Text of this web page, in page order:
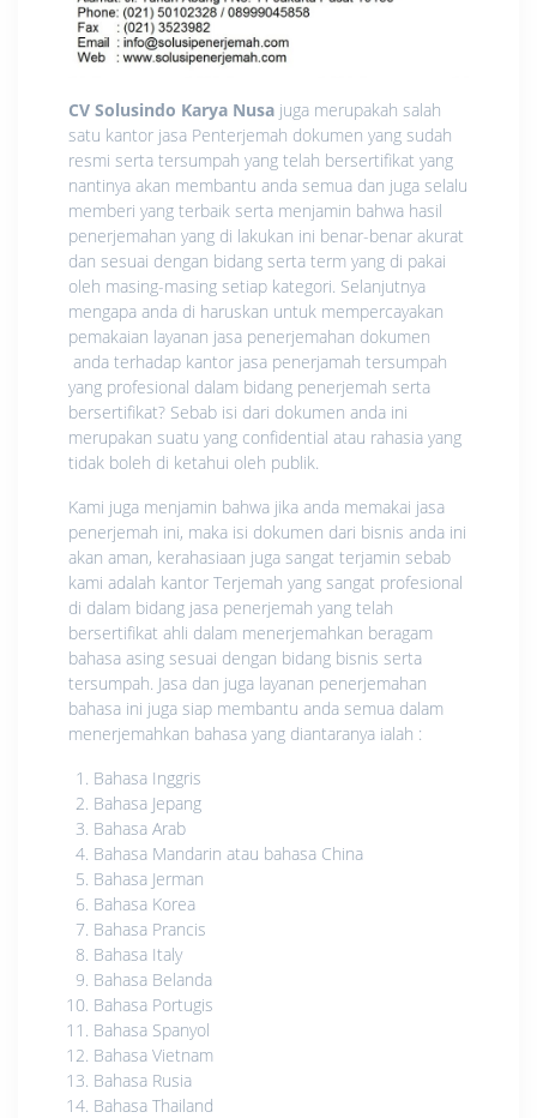
CV Solusindo Karya Nusa juga merupakah salah
satu kantor jasa Penterjemah dokumen yang sudah
resmi serta tersumpah yang telah bersertifikat yang
nantinya akan membantu anda semua dan juga selalu
memberi yang terbaik serta menjamin bahwa hasil
penerjemahan yang di lakukan ini benar-benar akurat
dan sesuai dengan bidang serta term yang di pakai
oleh masing-masing setiap kategori. Selanjutnya
mengapa anda di haruskan untuk mempercayakan
pemakaian layanan jasa penerjemahan dokumen
anda terhadap kantor jasa penerjamah tersumpah
yang profesional dalam bidang penerjemah serta
bersertifikat? Sebab isi dari dokumen anda ini
merupakan suatu yang confidential atau rahasia yang
tidak boleh di ketahui oleh publik.
Kami juga menjamin bahwa jika anda memakai jasa
penerjemah ini, maka isi dokumen dari bisnis anda ini
akan aman, kerahasiaan juga sangat terjamin sebab
kami adalah kantor Terjemah yang sangat profesional
di dalam bidang jasa penerjemah yang telah
bersertifikat ahli dalam menerjemahkan beragam
bahasa asing sesuai dengan bidang bisnis serta
tersumpah. Jasa dan juga layanan penerjemahan
bahasa ini juga siap membantu anda semua dalam
menerjemahkan bahasa yang diantaranya ialah :
Bahasa Inggris
Bahasa Jepang
Bahasa Arab
Bahasa Mandarin atau bahasa China
Bahasa Jerman
Bahasa Korea
Bahasa Prancis
Bahasa Italy
Bahasa Belanda
Bahasa Portugis
Bahasa Spanyol
Bahasa Vietnam
Bahasa Rusia
Bahasa Thailand